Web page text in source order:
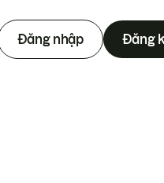
Đăng nhập Đăng